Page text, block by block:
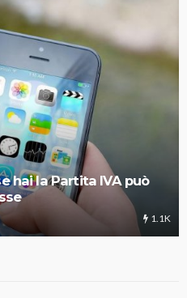
hai la Partita IVA può
1.1K